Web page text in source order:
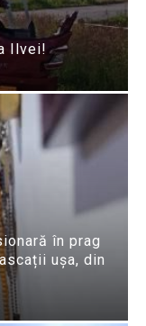
Ilvei!
în prag
ușa, din